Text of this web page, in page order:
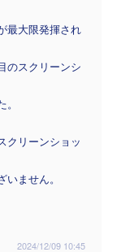
最大限発揮され
のスクリーンシ
クリーンショッ
ません。
2024/12/09 10:45